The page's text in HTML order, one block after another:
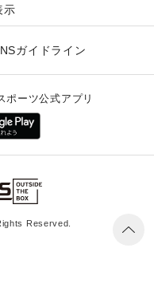
示
ガイドライン
ポーツ公式アプリ
Reserved.